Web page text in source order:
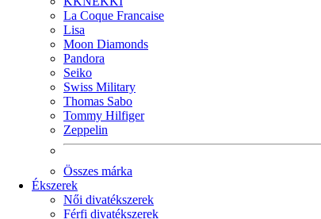
La Coque Francaise
Lisa
Moon Diamonds
Pandora
Seiko
Swiss Military
Thomas Sabo
Tommy Hilfiger
Zeppelin
Összes márka
Ékszerek
Női divatékszerek
Férfi divatékszerek